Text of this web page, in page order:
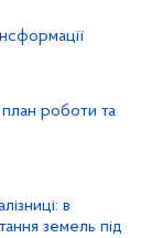
роботи та
в
земель під